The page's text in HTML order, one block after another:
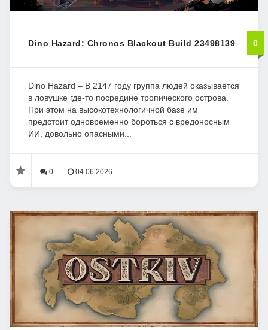
Dino Hazard: Chronos Blackout Build 23498139 0
Dino Hazard – В 2147 году группа людей оказывается
в ловушке где-то посредине тропического острова.
При этом на высокотехнологичной базе им
предстоит одновременно бороться с вредоносным
ИИ, довольно опасными...
0 04.06.2026